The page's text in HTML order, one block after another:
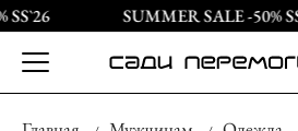
SUMMER SALE -50%